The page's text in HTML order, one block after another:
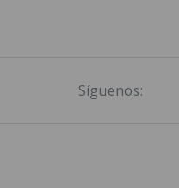
Síguenos: